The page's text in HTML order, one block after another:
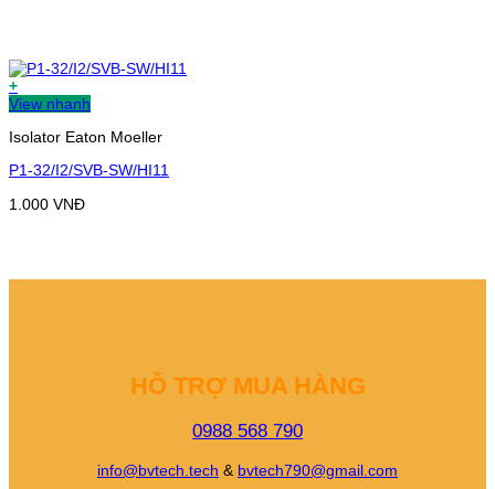
+
View nhanh
Isolator Eaton Moeller
P1-32/I2/SVB-SW/HI11
1.000 VNĐ
HỖ TRỢ MUA HÀNG
0988 568 790
info@bvtech.tech & bvtech790@gmail.com